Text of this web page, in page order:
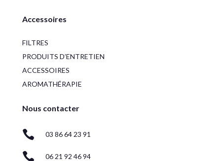
Accessoires
FILTRES
PRODUITS D’ENTRETIEN
ACCESSOIRES
AROMATHÉRAPIE
Nous contacter
 03 86 64 23 91
 06 21 92 46 94